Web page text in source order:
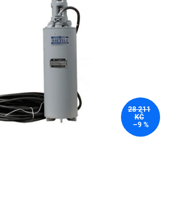
28 211
KČ
–9 %